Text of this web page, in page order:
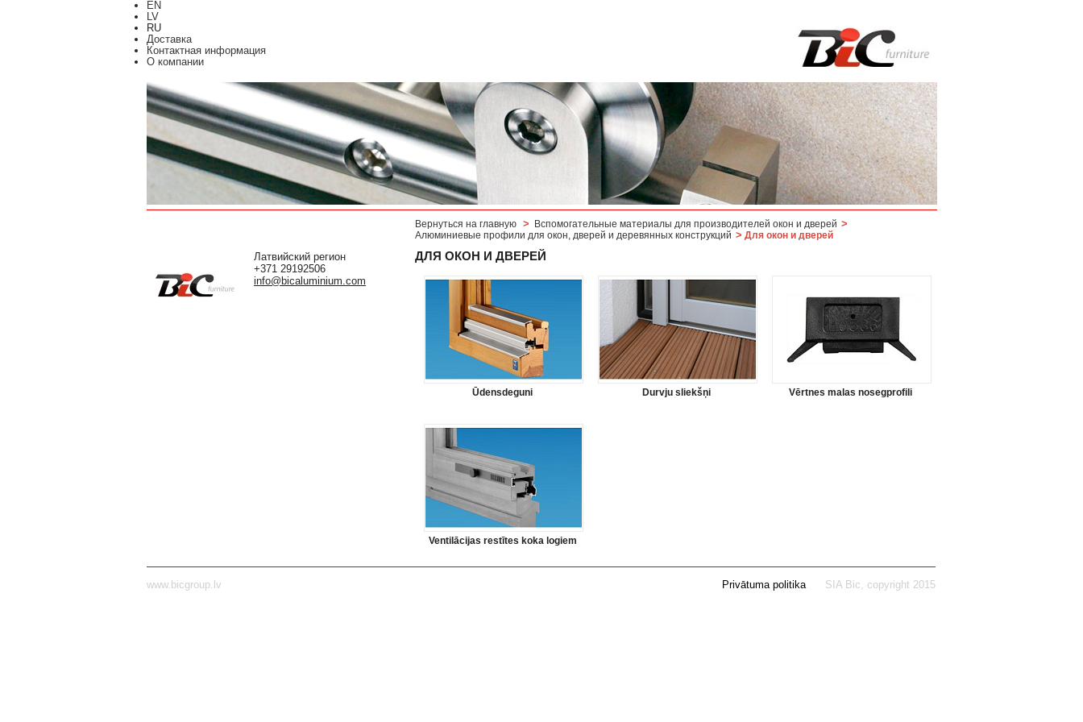
EN
LV
RU
Доставка
Контактная информация
О компании
Латвийский регион
+371 29192506
info@bicaluminium.com
Вернуться на главную > Вспомогательные материалы для производителей окон и дверей >
Алюминиевые профили для окон, дверей и деревянных конструкций > Для окон и дверей
ДЛЯ ОКОН И ДВЕРЕЙ
Ūdensdeguni Durvju sliekšņi Vērtnes malas nosegprofili
Ventilācijas restītes koka logiem
www.bicgroup.lv Privātuma politika SIA Bic, copyright 2015